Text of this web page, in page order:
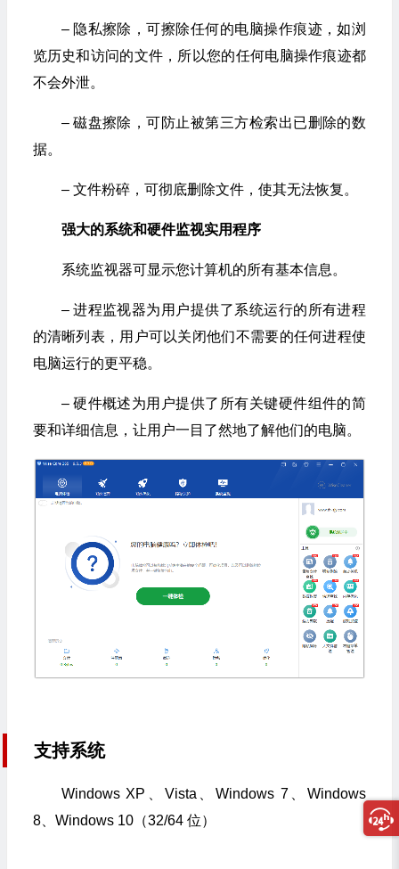
– 隐私擦除，可擦除任何的电脑操作痕迹，如浏
览历史和访问的文件，所以您的任何电脑操作痕迹都
不会外泄。
– 磁盘擦除，可防止被第三方检索出已删除的数
据。
– 文件粉碎，可彻底删除文件，使其无法恢复。
强大的系统和硬件监视实用程序
系统监视器可显示您计算机的所有基本信息。
– 进程监视器为用户提供了系统运行的所有进程
的清晰列表，用户可以关闭他们不需要的任何进程使
电脑运行的更平稳。
– 硬件概述为用户提供了所有关键硬件组件的简
要和详细信息，让用户一目了然地了解他们的电脑。
支持系统
Windows XP、Vista、Windows 7、Windows
8、Windows 10（32/64 位）